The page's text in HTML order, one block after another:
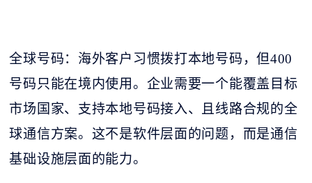
全球号码：海外客户习惯拨打本地号码，但400
号码只能在境内使用。企业需要一个能覆盖目标
市场国家、支持本地号码接入、且线路合规的全
球通信方案。这不是软件层面的问题，而是通信
基础设施层面的能力。